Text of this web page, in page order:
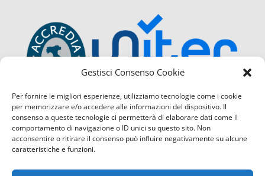
Gestisci Consenso Cookie
Per fornire le migliori esperienze, utilizziamo tecnologie come i cookie
per memorizzare e/o accedere alle informazioni del dispositivo. Il
consenso a queste tecnologie ci permetterà di elaborare dati come il
comportamento di navigazione o ID unici su questo sito. Non
acconsentire o ritirare il consenso può influire negativamente su alcune
caratteristiche e funzioni.